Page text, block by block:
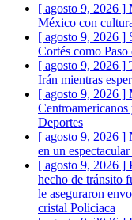
[ agosto 9, 2026 ]
México con
[ agosto 9, 2026 ]
Cortés como
[ agosto 9, 2026 ]
Irán mientras
[ agosto 9, 2026 ]
Deportes
[ agosto 9, 2026 ]
en un espectacular
[ agosto 9, 2026 ]
hecho de tránsito
le aseguraron
cristal Policiaca